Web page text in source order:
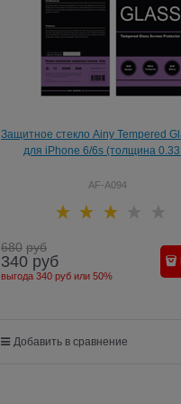
Защитное стекло Ainy Tempered
для iPhone 6/6s (толщина
AF-A094
680 руб
340 руб
выгода 340 руб или 50%
Добавить в сравнение